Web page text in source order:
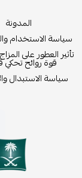
المدونة
سياسة الاستخدام
تأثير العطور على
قوة روائح
سياسة الاستبدال